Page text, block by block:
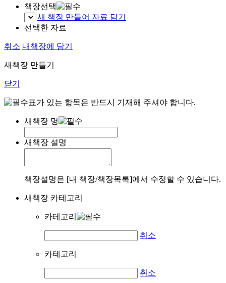
책장선택
새 책장 만들어 자료 담기
선택한 자료
취소 내책장에 담기
새책장 만들기
닫기
표가 있는 항목은 반드시 기재해 주셔야 합니다.
새책장 명
새책장 설명
책장설명은 [내 책장/책장목록]에서 수정할 수 있습니다.
새책장 카테고리
카테고리
취소
카테고리
취소